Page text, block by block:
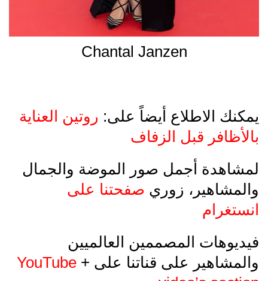
Chantal Janzen
يمكنك الاطلاع أيضاً على: روتين العناية
بالأظافر قبل الزفاف
لمشاهدة أجمل صور الموضة والجمال
والمشاهير، زوري صفحتنا على
انستغرام
فيديوهات المصممين العالميين
والمشاهير على قناتنا على
YouTube +